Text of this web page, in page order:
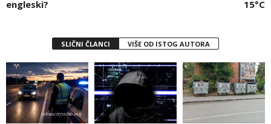
engleski?
15°C
SLIČNI ČLANCI VIŠE OD ISTOG AUTORA